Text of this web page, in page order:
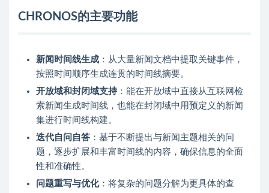
CHRONOS的主要功能
新闻时间线生成 ：从大量新闻文档中提取关键事件，
按照时间顺序生成连贯的时间线摘要。
开放域和封闭域支持：能在开放域中直接从互联网检
索新闻生成时间线，也能在封闭域中用预定义的新闻
集进行时间线构建。
迭代自问自答 ：基于不断提出与新闻主题相关的问
题，逐步扩展和丰富时间线的内容，确保信息的全面
性和准确性。
问题重写与优化：将复杂的问题分解为更具体的查